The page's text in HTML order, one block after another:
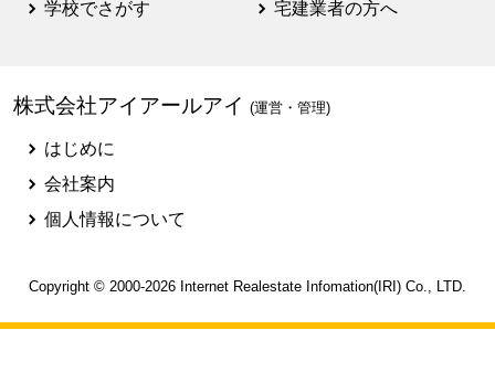
学校でさがす
宅建業者の方へ
株式会社アイアールアイ (運営・管理)
はじめに
会社案内
個人情報について
Copyright © 2000-2026 Internet Realestate Infomation(IRI) Co., LTD.